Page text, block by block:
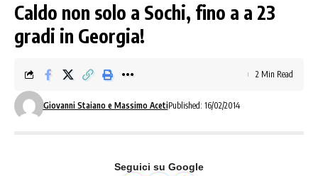
Caldo non solo a Sochi, fino a a 23
gradi in Georgia!
Giovanni Staiano e Massimo AcetiPublished: 16/02/2014
2 Min Read
Seguici su Google